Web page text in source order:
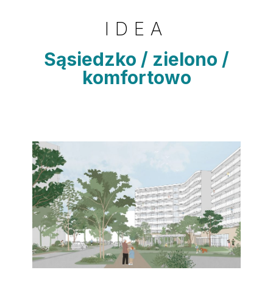
IDEA
Sąsiedzko / zielono /
komfortowo